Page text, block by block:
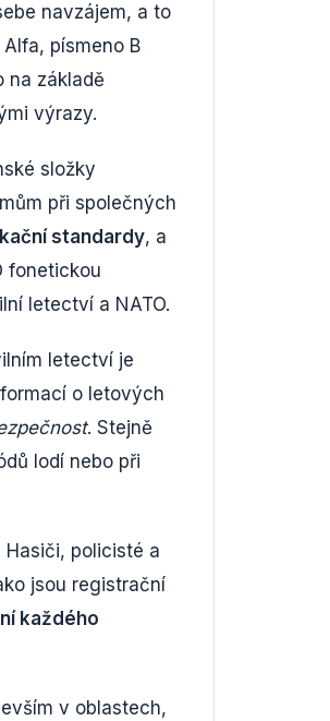
navzájem, a to
písmeno B
na základě
výrazy.
složky
při společných
standardy, a
fonetickou
letectví a NATO.
letectví je
o letových
. Stejně
lodí nebo při
policisté a
jsou registrační
každého
v oblastech,